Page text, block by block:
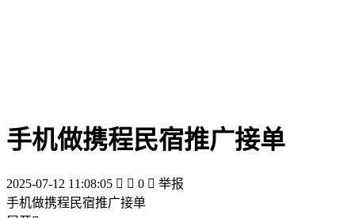
手机做携程民宿推广接单
2025-07-12 11:08:05   0  举报
手机做携程民宿推广接单